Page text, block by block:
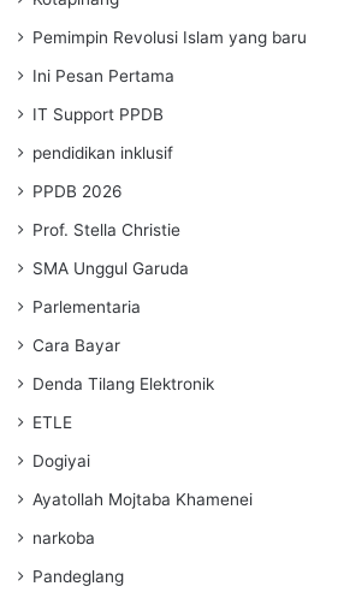
Pemimpin Revolusi Islam yang baru
Ini Pesan Pertama
IT Support PPDB
pendidikan inklusif
PPDB 2026
Prof. Stella Christie
SMA Unggul Garuda
Parlementaria
Cara Bayar
Denda Tilang Elektronik
ETLE
Dogiyai
Ayatollah Mojtaba Khamenei
narkoba
Pandeglang